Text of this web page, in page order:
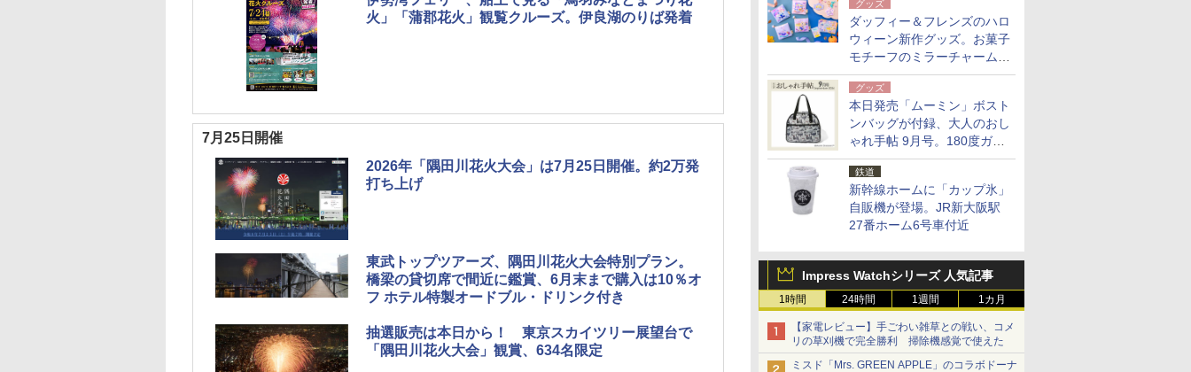
グッズ
ダッフィー＆フレンズのハロ
ウィーン新作グッズ。お菓子
モチーフのミラーチャーム/
デザインポーチほか
グッズ
本日発売「ムーミン」ボスト
ンバッグが付録、大人のおし
ゃれ手帖 9月号。180度ガバ
ッと開いて大容量
鉄道
新幹線ホームに「カップ氷」
自販機が登場。JR新大阪駅
27番ホーム6号車付近
Impress Watchシリーズ 人気記事
1時間 24時間 1週間 1カ月
【家電レビュー】手ごわい雑草との戦い、コメ
リの草刈機で完全勝利 掃除機感覚で使えた
ミスド「Mrs. GREEN APPLE」のコラボドーナ
火」「蒲郡花火」観覧クルーズ。伊良湖のりば発着
7月25日開催
2026年「隅田川花火大会」は7月25日開催。約2万発
打ち上げ
東武トップツアーズ、隅田川花火大会特別プラン。
橋梁の貸切席で間近に鑑賞、6月末まで購入は10％オ
フ ホテル特製オードブル・ドリンク付き
抽選販売は本日から！ 東京スカイツリー展望台で
「隅田川花火大会」観賞、634名限定